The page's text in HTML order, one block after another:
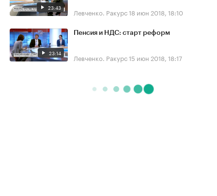
23:43 Левченко. Ракурс18 июн 2018, 18:10
23:14
Пенсия и НДС: старт реформ
Левченко. Ракурс15 июн 2018, 18:17